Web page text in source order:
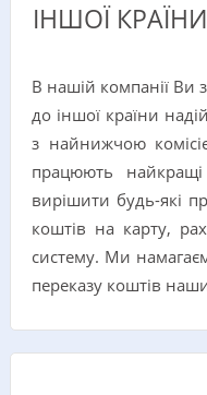
ІНШОЇ
В нашій компанії Ви
до іншої країни
з найнижчою
працюють найкращі
вирішити будь-які
коштів на карту,
систему. Ми
переказу коштів